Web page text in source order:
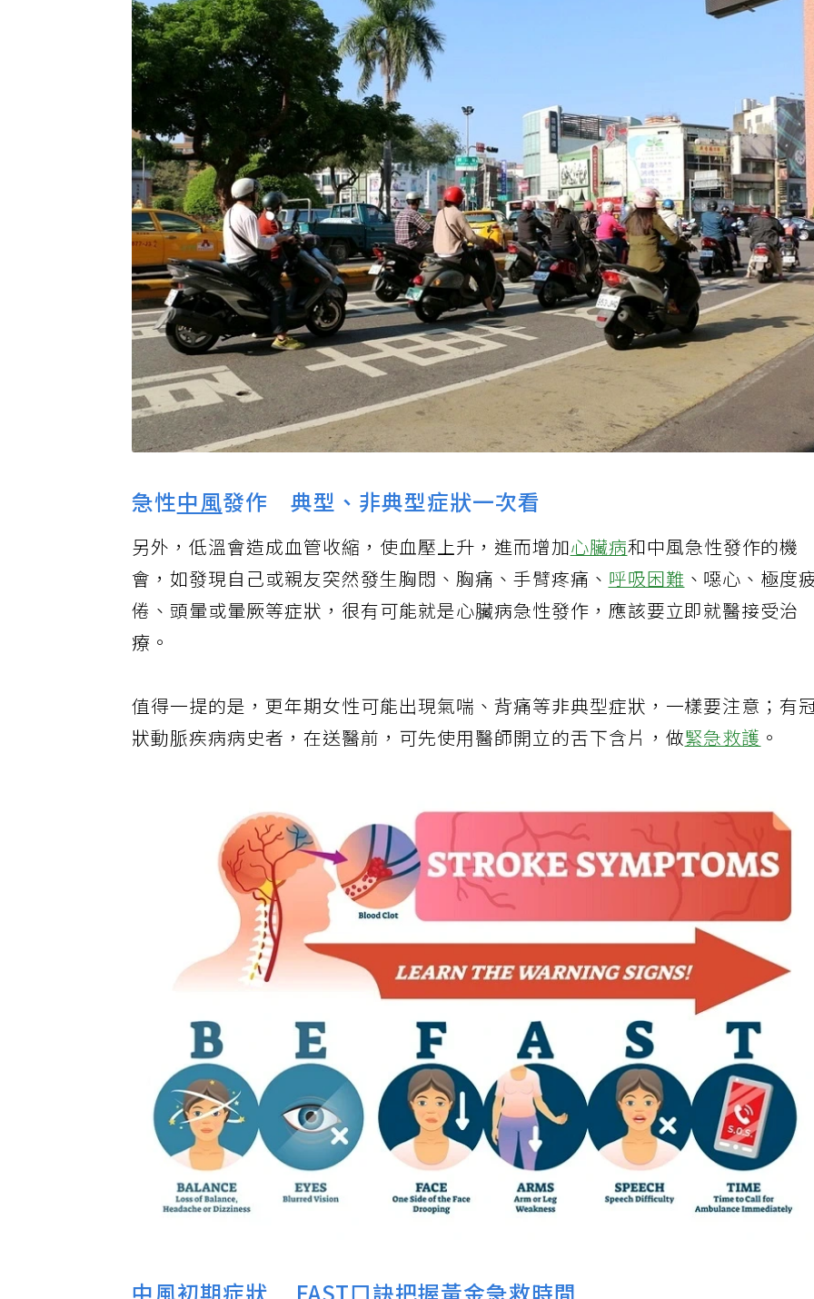
急性中風發作 典型、非典型症狀一次看
另外，低溫會造成血管收縮，使血壓上升，進而增加心臟病和中風急性發作的機
會，如發現自己或親友突然發生胸悶、胸痛、手臂疼痛、呼吸困難 、噁心、極度
倦、頭暈或暈厥等症狀，很有可能就是心臟病急性發作，應該要立即就醫接受治
療。
值得一提的是，更年期女性可能出現氣喘、背痛等非典型症狀，一樣要注意；有
狀動脈疾病病史者，在送醫前，可先使用醫師開立的舌下含片，做緊急救護